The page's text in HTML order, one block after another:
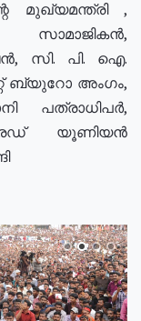
മുഖ്യമന്ത്രി ,
സാമാജികൻ,
സി. പി. ഐ.
ബ്യുറോ അംഗം,
പത്രാധിപർ,
യൂണിയൻ